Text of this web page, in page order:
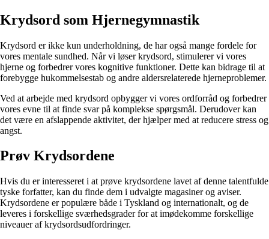
Krydsord som Hjernegymnastik
Krydsord er ikke kun underholdning, de har også mange fordele for
vores mentale sundhed. Når vi løser krydsord, stimulerer vi vores
hjerne og forbedrer vores kognitive funktioner. Dette kan bidrage til at
forebygge hukommelsestab og andre aldersrelaterede hjerneproblemer.
Ved at arbejde med krydsord opbygger vi vores ordforråd og forbedrer
vores evne til at finde svar på komplekse spørgsmål. Derudover kan
det være en afslappende aktivitet, der hjælper med at reducere stress og
angst.
Prøv Krydsordene
Hvis du er interesseret i at prøve krydsordene lavet af denne talentfulde
tyske forfatter, kan du finde dem i udvalgte magasiner og aviser.
Krydsordene er populære både i Tyskland og internationalt, og de
leveres i forskellige sværhedsgrader for at imødekomme forskellige
niveauer af krydsordsudfordringer.